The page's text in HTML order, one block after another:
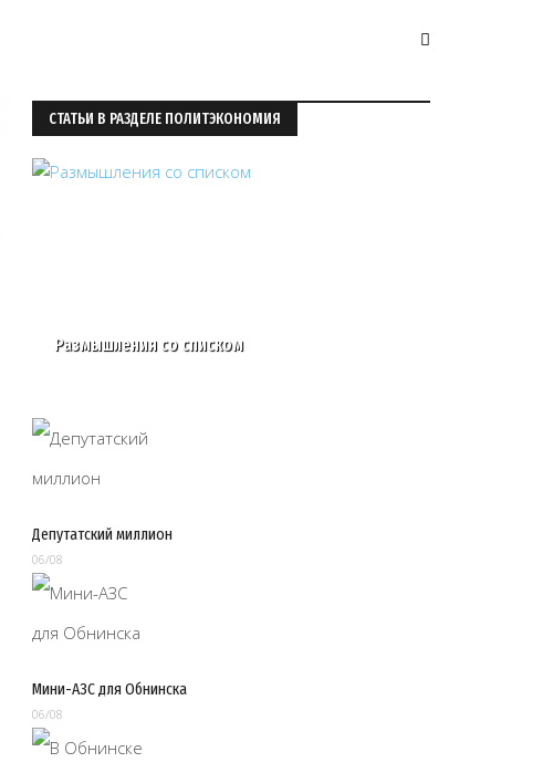
СТАТЬИ В РАЗДЕЛЕ ПОЛИТЭКОНОМИЯ
Размышления со списком
Депутатский миллион
06/08
Мини-АЗС для Обнинска
06/08